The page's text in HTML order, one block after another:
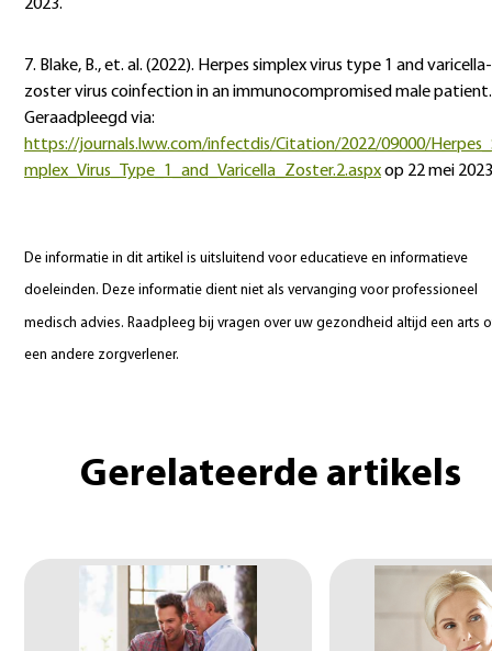
2023.
7. Blake, B., et. al. (2022). Herpes simplex virus type 1 and varicella-
zoster virus coinfection in an immunocompromised male patient.
Geraadpleegd via:
https://journals.lww.com/infectdis/Citation/2022/09000/
mplex_Virus_Type_1_and_Varicella_Zoster.2.aspxop 22 mei
De informatie in dit artikel is uitsluitend voor educatieve en informatieve
doeleinden. Deze informatie dient niet als vervanging voor professioneel
medisch advies. Raadpleeg bij vragen over uw gezondheid altijd een arts
een andere zorgverlener.
Gerelateerde artikels